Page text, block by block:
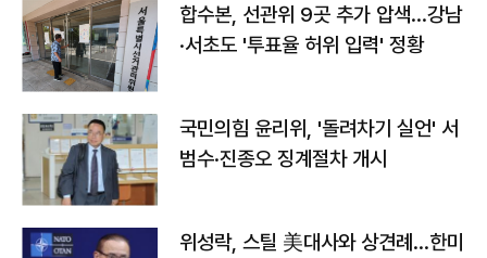
합수본, 선관위 9곳 추가 압색…강남
·서초도 '투표율 허위 입력' 정황
국민의힘 윤리위, '돌려차기 실언' 서
범수·진종오 징계절차 개시
위성락, 스틸 美대사와 상견례…한미